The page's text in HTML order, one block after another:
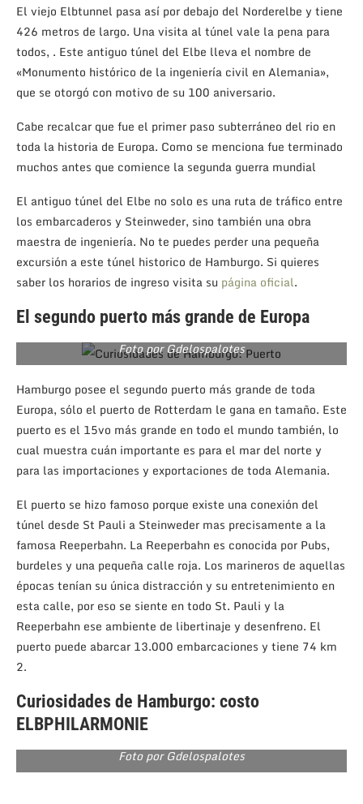
El viejo Elbtunnel pasa así por debajo del Norderelbe y tiene
426 metros de largo. Una visita al túnel vale la pena para
todos, . Este antiguo túnel del Elbe lleva el nombre de
«Monumento histórico de la ingeniería civil en Alemania»,
que se otorgó con motivo de su 100 aniversario.
Cabe recalcar que fue el primer paso subterráneo del rio en
toda la historia de Europa. Como se menciona fue terminado
muchos antes que comience la segunda guerra mundial
El antiguo túnel del Elbe no solo es una ruta de tráfico entre
los embarcaderos y Steinweder, sino también una obra
maestra de ingeniería. No te puedes perder una pequeña
excursión a este túnel historico de Hamburgo. Si quieres
saber los horarios de ingreso visita su página oficial.
El segundo puerto más grande de Europa
Foto por Gdelospalotes
Hamburgo posee el segundo puerto más grande de toda
Europa, sólo el puerto de Rotterdam le gana en tamaño. Este
puerto es el 15vo más grande en todo el mundo también, lo
cual muestra cuán importante es para el mar del norte y
para las importaciones y exportaciones de toda Alemania.
El puerto se hizo famoso porque existe una conexión del
túnel desde St Pauli a Steinweder mas precisamente a la
famosa Reeperbahn. La Reeperbahn es conocida por Pubs,
burdeles y una pequeña calle roja. Los marineros de aquellas
épocas tenían su única distracción y su entretenimiento en
esta calle, por eso se siente en todo St. Pauli y la
Reeperbahn ese ambiente de libertinaje y desenfreno. El
puerto puede abarcar 13.000 embarcaciones y tiene 74 km
2.
Curiosidades de Hamburgo: costo
ELBPHILARMONIE
Foto por Gdelospalotes